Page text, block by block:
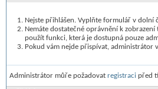
Nejste přihlášen. Vyplňte formulář v dolní
Nemáte dostatečné oprávnění k
použít funkci, která je dostupná pouze
Pokud vám nejde přispívat, administrátor
Administrátor můře požadovat registraci před